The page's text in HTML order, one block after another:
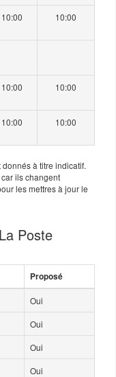
10:00 10:00
10:00 10:00
10:00 10:00
à titre indicatif.
ils changent
les mettres à jour le
Poste
Proposé
Oui
Oui
Oui
Oui